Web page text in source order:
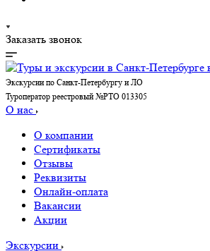
Заказать звонок
Экскурсии по Санкт-Петербургу и ЛО
Туроператор реестровый №РТО 013305
О нас
О компании
Сертификаты
Отзывы
Реквизиты
Онлайн-оплата
Вакансии
Акции
Экскурсии